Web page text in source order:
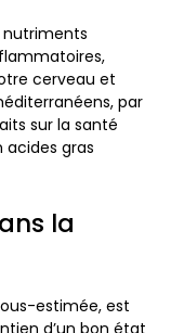
nutriments
cerveau et
par
sur la santé
gras
la
estimée, est